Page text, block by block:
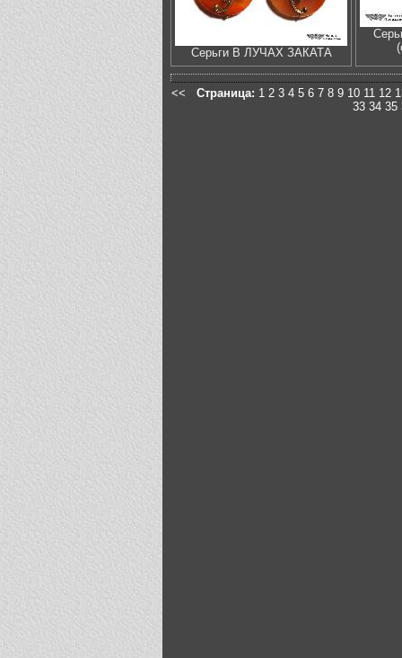
Серьги В ЛУЧАХ ЗАКАТА
<< Страница: 1 2 3 4 5 6 7 8 9 10 11 12
33 34 35